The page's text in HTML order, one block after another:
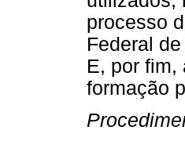
processo
Federal
E, por fim,
formação